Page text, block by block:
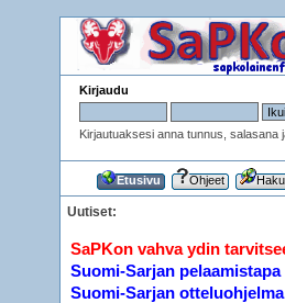
Kirjaudu
Kirjautuaksesi anna tunnus, salasana
Etusivu Ohjeet Haku
Uutiset:
SaPKon vahva ydin
Suomi-Sarjan pelaamistapa
Suomi-Sarjan